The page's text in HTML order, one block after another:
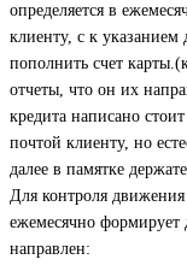
определяется в
клиенту, с к
пополнить счет
отчеты, что он их
кредита написано
почтой клиенту, но
далее в памятке
Для контроля
ежемесячно формирует
направлен: